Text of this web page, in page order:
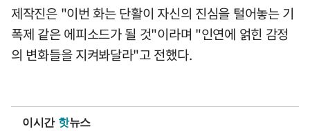
제작진은 "이번 화는 단활이 자신의 진심을 털어놓는 기
폭제 같은 에피소드가 될 것"이라며 "인연에 얽힌 감정
의 변화들을 지켜봐달라"고 전했다.
이시간 핫뉴스